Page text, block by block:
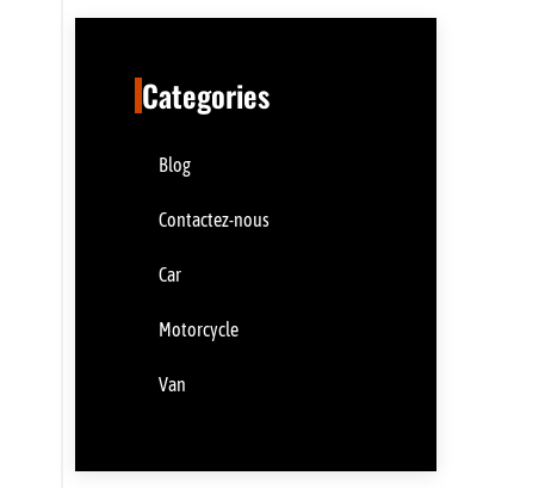
Categories
Blog
Contactez-nous
Car
Motorcycle
Van